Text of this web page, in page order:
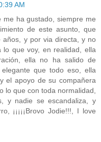
AM
me ha gustado, siempre me
de este asunto, que
años, y por via directa, y no
que voy, en realidad, ella
ella no ha salido de
que todo eso, ella
el apoyo de su compañera
lo que con toda normalidad,
y nadie se escandaliza, y
¡¡¡¡¡Brovo Jodie!!!, I love